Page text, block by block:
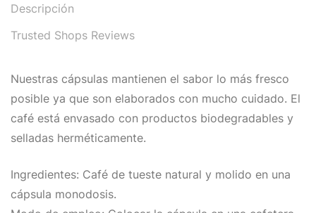
Descripción
Trusted Shops Reviews
Nuestras cápsulas mantienen el sabor lo más fresco
posible ya que son elaborados con mucho cuidado. El
café está envasado con productos biodegradables y
selladas herméticamente.
Ingredientes: Café de tueste natural y molido en una
cápsula monodosis.